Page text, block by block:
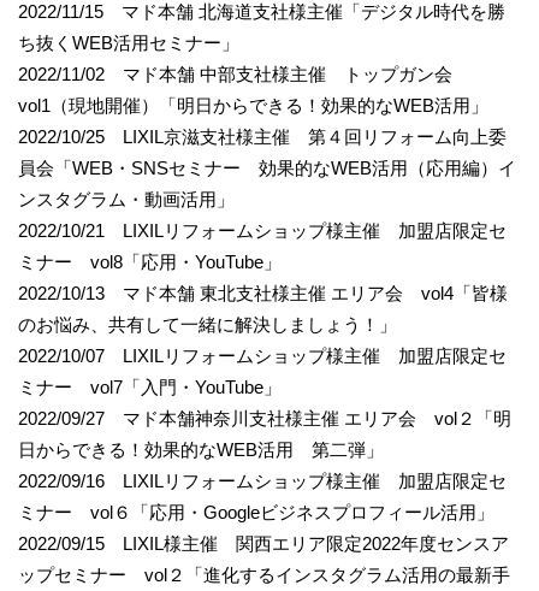
2022/11/15 マド本舗 北海道支社様主催「デジタル時代を勝
ち抜くWEB活用セミナー」
2022/11/02 マド本舗 中部支社様主催 トップガン会
vol1（現地開催）「明日からできる！効果的なWEB活用」
2022/10/25 LIXIL京滋支社様主催 第４回リフォーム向上委
員会「WEB・SNSセミナー 効果的なWEB活用（応用編）イ
ンスタグラム・動画活用」
2022/10/21 LIXILリフォームショップ様主催 加盟店限定セ
ミナー vol8「応用・YouTube」
2022/10/13 マド本舗 東北支社様主催 エリア会 vol4「皆様
のお悩み、共有して一緒に解決しましょう！」
2022/10/07 LIXILリフォームショップ様主催 加盟店限定セ
ミナー vol7「入門・YouTube」
2022/09/27 マド本舗神奈川支社様主催 エリア会 vol２「明
日からできる！効果的なWEB活用 第二弾」
2022/09/16 LIXILリフォームショップ様主催 加盟店限定セ
ミナー vol６「応用・Googleビジネスプロフィール活用」
2022/09/15 LIXIL様主催 関西エリア限定2022年度センスア
ップセミナー vol２「進化するインスタグラム活用の最新手